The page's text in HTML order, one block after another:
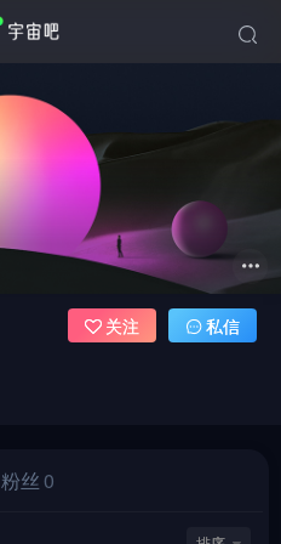
关注 私信
粉丝0